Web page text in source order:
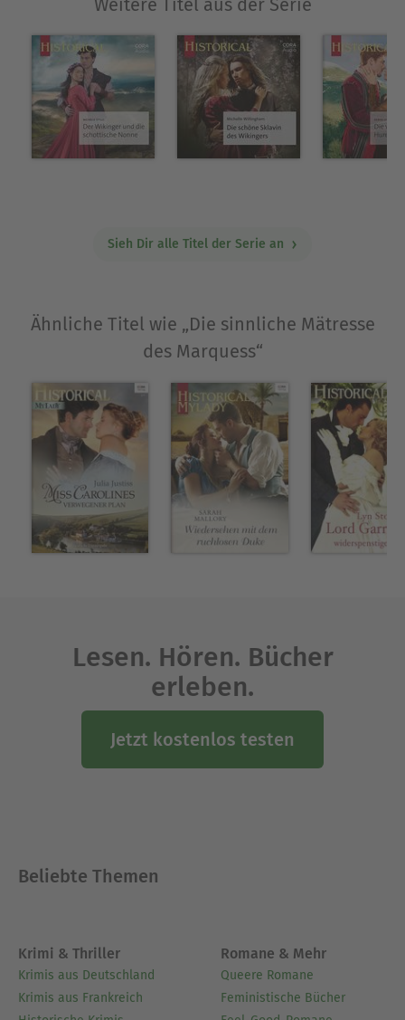
Sieh Dir alle Titel der Serie an
Ähnliche Titel wie „Die sinnliche Mätresse
des Marquess“
Lesen. Hören. Bücher
erleben.
Jetzt kostenlos testen
Beliebte Themen
Krimi & Thriller
Krimis aus Deutschland
Krimis aus Frankreich
Romane & Mehr
Queere Romane
Feministische Bücher